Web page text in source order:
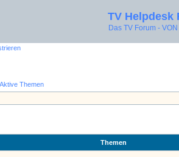
TV Helpdesk
Das TV Forum -
Aktive Themen
Themen